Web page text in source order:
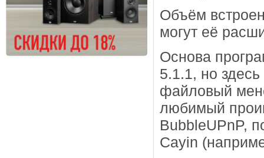
Объём
могут её
Основа
5.1.1, но
файловый
любимый
BubbleUPnP,
Cayin